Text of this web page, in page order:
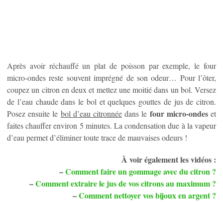
Après avoir réchauffé un plat de poisson par exemple, le four
micro-ondes reste souvent imprégné de son odeur… Pour l’ôter,
coupez un citron en deux et mettez une moitié dans un bol. Versez
de l’eau chaude dans le bol et quelques gouttes de jus de citron.
Posez ensuite le bol d’eau citronnée dans le four micro-ondeset
faites chauffer environ 5 minutes. La condensation due à la vapeur
d’eau permet d’éliminer toute trace de mauvaises odeurs !
À voir également les vidéos :
–Comment faire un gommage avec du citron ?
–Comment extraire le jus de vos citrons au maximum ?
–Comment nettoyer vos bijoux en argent ?